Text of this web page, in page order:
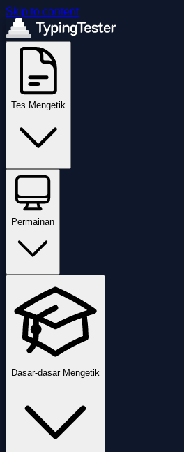
Skip to content
Tes Mengetik
Permainan
Dasar-dasar Mengetik